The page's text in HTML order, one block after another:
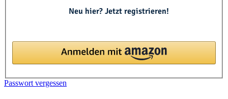
Neu hier? Jetzt registrieren!
Passwort vergessen